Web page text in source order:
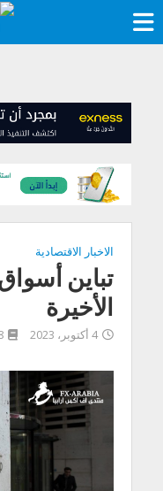
الاخبار الاقتصادية
تباين أسواق
الأخيرة
4 أكتوبر، 2023 8 وقت